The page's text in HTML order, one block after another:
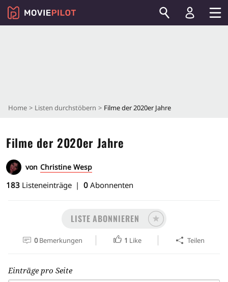
Home Listen durchstöbern Filme der 2020er Jahre
Filme der 2020er Jahre
von Christine Wesp
183 Listeneinträge 0 Abonnenten
LISTE ABONNIEREN
0 Bemerkungen 1 Like Teilen
Einträge pro Seite